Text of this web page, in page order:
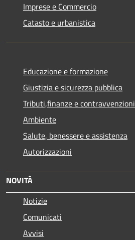
Imprese e Commercio
Catasto e urbanistica
Educazione e formazione
Giustizia e sicurezza pubblica
Tributi,finanze e contravvenzioni
Ambiente
Salute, benessere e assistenza
Autorizzazioni
NOVITÀ
Notizie
Comunicati
Avvisi